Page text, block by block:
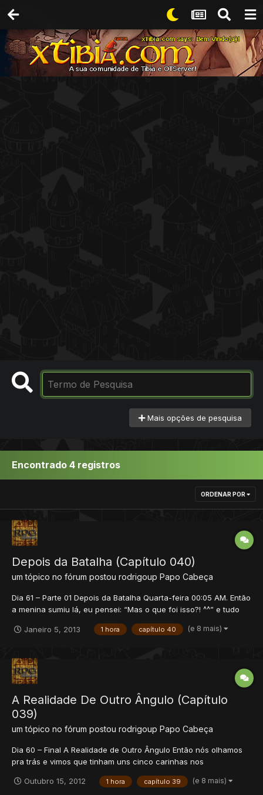
Mais opções de pesquisa
Encontrado 4 registros
ORDENAR POR
Depois da Batalha (Capítulo 040)
um tópico no fórum postou rodrigoup Papo Cabeça
Dia 61 – Parte 01 Depois da Batalha Quarta-feira 00:05 AM. Então
a menina sumiu lá, eu pensei: “Mas o que foi isso?! ^^” e tudo
no chão, nos corpos e disse: Que violência... Parece Half-Life.
Janeiro 5, 2013 1 hora capítulo 40 (e 8 mais)
A Realidade De Outro Ângulo (Capítulo
039)
um tópico no fórum postou rodrigoup Papo Cabeça
Dia 60 – Final A Realidade de Outro Ângulo Então nós olhamos
pra trás e vimos que tinham uns cinco carinhas nos
Droga!... Hanalu: Agora não tem mais jeito... Vamos ter que ir com
Outubro 15, 2012 1 hora capítulo 39 (e 8 mais)